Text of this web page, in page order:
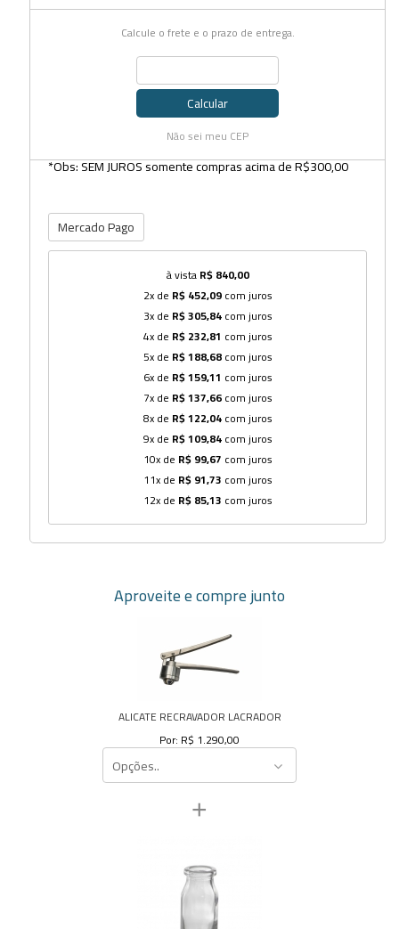
Calcule o frete e o prazo de entrega.
Calcular
Não sei meu CEP
*Obs: SEM JUROS somente compras acima de R$300,00
Mercado Pago
à vistaR$ 840,00
2x de R$ 452,09com juros
3x de R$ 305,84com juros
4x de R$ 232,81 com juros
5x de R$ 188,68com juros
6x de R$ 159,11 com juros
7x de R$ 137,66com juros
8x de R$ 122,04com juros
9x de R$ 109,84com juros
10x de R$ 99,67 com juros
11x de R$ 91,73 com juros
12x de R$ 85,13 com juros
Aproveite e compre junto
ALICATE RECRAVADOR LACRADOR
Por: R$ 1.290,00
Opções..
+